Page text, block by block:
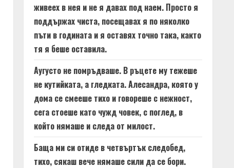
живеех в нея и не я давах под наем. Просто я
поддържах чиста, посещавах я по няколко
пъти в годината и я оставях точно така, както
тя я беше оставила.
Аугусто не помръдваше. В ръцете му тежеше
не кутийката, а гледката. Алесандра, която у
дома се смееше тихо и говореше с нежност,
сега стоеше като чужд човек, с поглед, в
който нямаше и следа от милост.
Баща ми си отиде в четвъртък следобед,
тихо, сякаш вече нямаше сили да се бори.